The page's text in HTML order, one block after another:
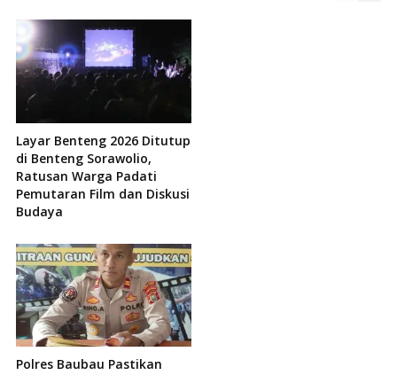
Layar Benteng 2026 Ditutup
di Benteng Sorawolio,
Ratusan Warga Padati
Pemutaran Film dan Diskusi
Budaya
Polres Baubau Pastikan